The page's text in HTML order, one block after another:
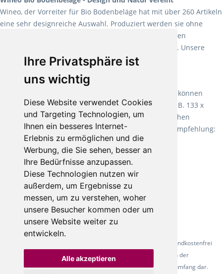
Ihre Privatsphäre ist
uns wichtig
Diese Website verwendet Cookies
und Targeting Technologien, um
Ihnen ein besseres Internet-
Erlebnis zu ermöglichen und die
Werbung, die Sie sehen, besser an
Ihre Bedürfnisse anzupassen.
Diese Technologien nutzen wir
außerdem, um Ergebnisse zu
messen, um zu verstehen, woher
unsere Besucher kommen oder um
unsere Website weiter zu
entwickeln.
Alle akzeptieren
Wineo, der Vorreiter für Bio Bodenbeläge hat mit über 260 Artikeln
eine sehr designreiche Auswahl. Produziert werden sie ohne
Weichmacher und Lösungsmittel. Mit allen verfügbaren
Verlegearten ist er für jegliche Bauvorhaben attraktiv. Unsere
Empfehlung:Wineo 1000 Multi Layer XXL.
Teppiche für ein angenehmes Laufgefühl
machen es schon lange vor. Sie können
Teppich in Ihrem gewünschten Sondermaß kaufen, z.B. 133 x
60cm. Vor allem in Schlafzimmern aufgrund der weichen
Oberfläche ein sehr beliebter Zusatzboden. Unsere Empfehlung:
Fletco Fluffy und Fletco Hermelin
* Alle Preise inkl. gesetzl. Mehrwertsteuer - Alle Artikel versandkostenfrei
ab 500 Euro in Deutschland! Die Abbildungen dienen der
Produktpräsentation und stellen nicht zwingend den Lieferumfang dar.